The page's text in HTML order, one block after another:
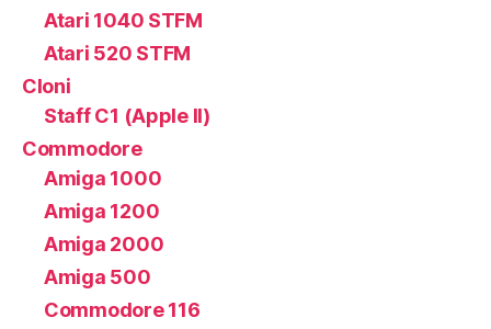
Atari 1040 STFM
Atari 520 STFM
Cloni
Staff C1 (Apple II)
Commodore
Amiga 1000
Amiga 1200
Amiga 2000
Amiga 500
Commodore 116